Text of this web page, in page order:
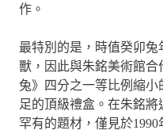
作。
最特別的是，時值癸卯
獸，因此與朱銘美術館
兔》四分之一等比例縮
足的頂級禮盒。在朱銘
罕有的題材，僅見於